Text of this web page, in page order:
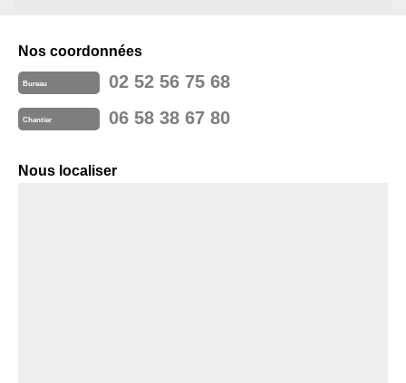
Nos coordonnées
Bureau 02 52 56 75 68
Chantier 06 58 38 67 80
Nous localiser